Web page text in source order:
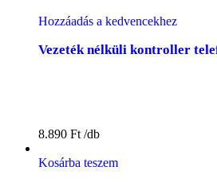
Hozzáadás a kedvencekhez
Vezeték nélküli kontroller
8.890 Ft
Kosárba teszem